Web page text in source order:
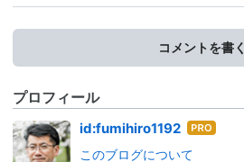
コメントを書く
プロフィール
id:fumihiro1192 はて
このブログについて